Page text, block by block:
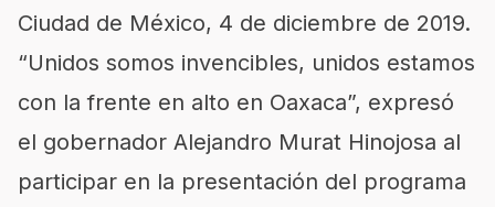
Ciudad de México, 4 de diciembre de 2019.
“Unidos somos invencibles, unidos estamos
con la frente en alto en Oaxaca”, expresó
el gobernador Alejandro Murat Hinojosa al
participar en la presentación del programa